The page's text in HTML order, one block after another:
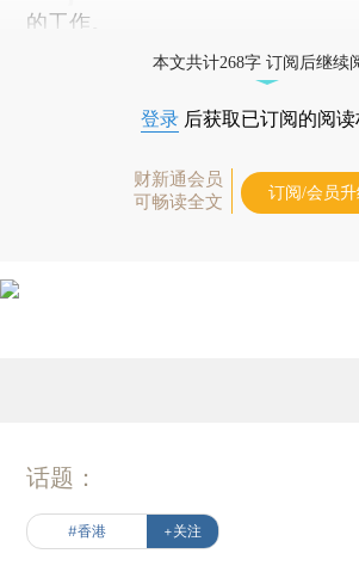
的工作。
本文共计268字 订阅后继续
登录 后获取已订阅的阅读
财新通会员
可畅读全文
订阅/会员升
话题：
#香港 +关注